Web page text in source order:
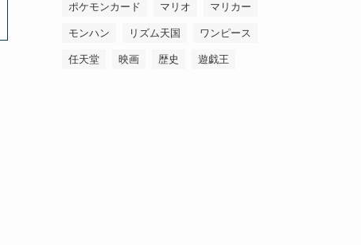
ポケモンカード マリオ マリカー
モンハン リズム天国 ワンピース
任天堂 映画 歴史 遊戯王